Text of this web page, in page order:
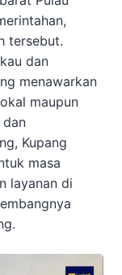
tersebut.
dan
menawarkan
maupun
Kupang
masa
layanan di